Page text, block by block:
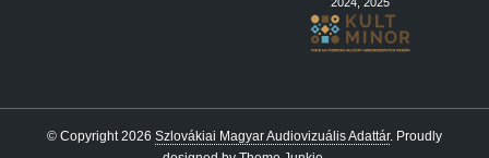
© Copyright 2026 Szlovákiai Magyar Audiovizuális Adattár. Proudly